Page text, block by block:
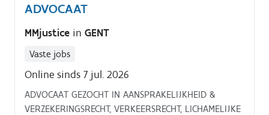
ADVOCAAT
MMjustice in GENT
Vaste jobs
Online sinds 7 jul. 2026
ADVOCAAT GEZOCHT IN AANSPRAKELIJKHEID &
VERZEKERINGSRECHT, VERKEERSRECHT, LICHAMELIJKE